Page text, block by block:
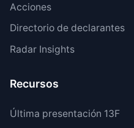
Acciones
Directorio de declarantes
Radar Insights
Recursos
Última presentación 13F